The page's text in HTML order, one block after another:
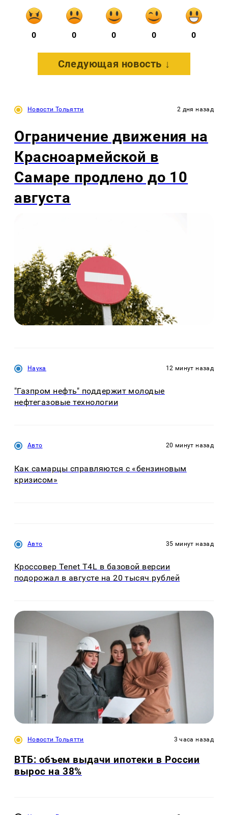
0 0 0 0 0
Следующая новость ↓
Новости Тольятти 2 дня назад
Ограничение движения на
Красноармейской в
Самаре продлено до 10
августа
Наука 12 минут назад
"Газпром нефть" поддержит молодые
нефтегазовые технологии
Авто 20 минут назад
Как самарцы справляются с «бензиновым
кризисом»
Авто 35 минут назад
Кроссовер Tenet T4L в базовой версии
подорожал в августе на 20 тысяч рублей
Новости Тольятти 3 часа назад
ВТБ: объем выдачи ипотеки в России
вырос на 38%